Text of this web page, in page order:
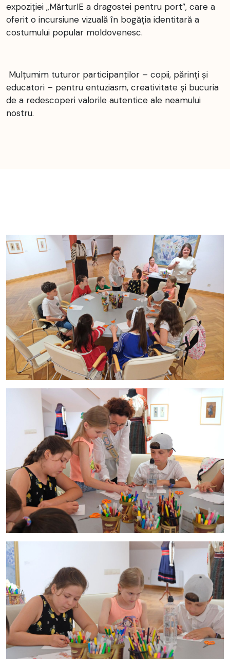
expoziției „MărturIE a dragostei pentru port”, care a
oferit o incursiune vizuală în bogăția identitară a
costumului popular moldovenesc.
Mulțumim tuturor participanților – copii, părinți și
educatori – pentru entuziasm, creativitate și bucuria
de a redescoperi valorile autentice ale neamului
nostru.